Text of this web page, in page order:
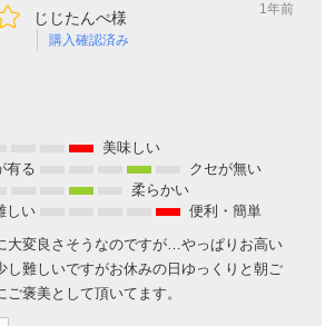
じじたんぺ様
購入確認済み
1年前
美味しい
有る
クセが無い
柔らかい
しい
便利・簡単
大変良さそうなのですが…やっぱりお高い
し難しいですがお休みの日ゆっくりと朝ご
褒美として頂いてます。
ンのご利用方法はこちら >>